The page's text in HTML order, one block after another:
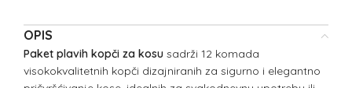
OPIS
Paket plavih kopči za kosu sadrži 12 komada
visokokvalitetnih kopči dizajniranih za sigurno i elegantno